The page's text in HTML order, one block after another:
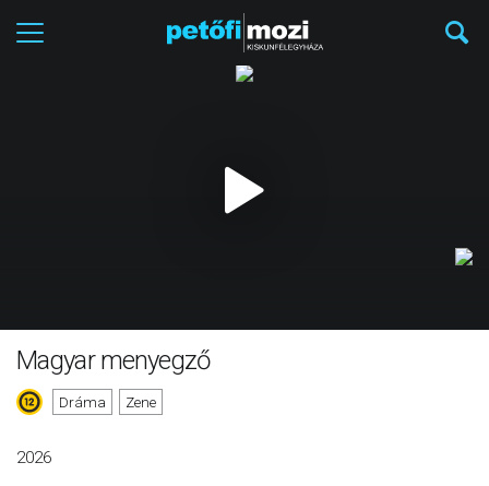
Magyar menyegző
Dráma Zene
2026